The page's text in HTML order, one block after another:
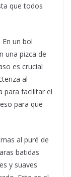
que todos
En un bol
una pizca de
es crucial
al
para facilitar el
para que
al puré de
batidas
y suaves